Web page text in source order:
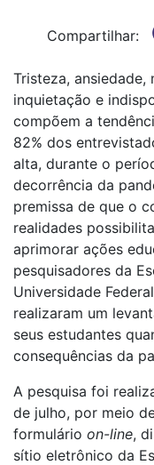
Compartilhar:
Tristeza,
inquietação e
compõem a
82% dos
alta, durante o
decorrência da
premissa de que o
realidades
aprimorar ações
pesquisadores da
Universidade
realizaram um
seus estudantes
consequências da
A pesquisa foi
de julho, por meio
formulário on-line,
sítio eletrônico da